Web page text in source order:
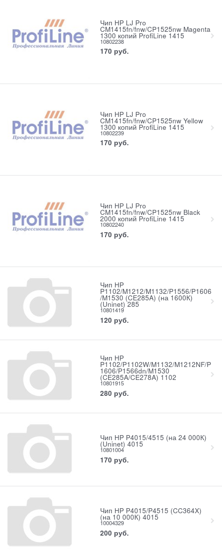
Чип HP LJ Pro
CM1415fn/fnw/CP1525nw Magenta
1300 копий ProfiLine 1415
10802238
170 руб.
Чип HP LJ Pro
CM1415fn/fnw/CP1525nw Yellow
1300 копий ProfiLine 1415
10802239
170 руб.
Чип HP LJ Pro
CM1415fn/fnw/CP1525nw Вlack
2000 копий ProfiLine 1415
10802240
170 руб.
Чип HP
P1102/M1212/M1132/P1556/P1606
/M1530 (CE285A) (на 1600К)
(Uninet) 285
10801419
120 руб.
Чип HP
P1102/P1102W/M1132/M1212NF/P
1606/P1566dn/M1530
(CE285A/CE278A) 1102
10801915
280 руб.
Чип HP P4015/4515 (на 24 000К)
(Uninet) 4015
10801004
170 руб.
Чип HP P4015/P4515 (CC364X)
(на 10 000К) 4015
10004329
200 руб.